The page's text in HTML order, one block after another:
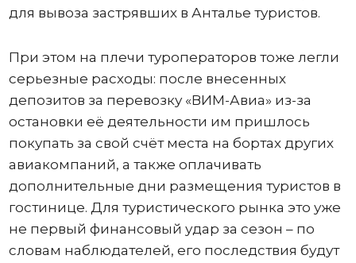
для вывоза застрявших в Анталье туристов.
При этом на плечи туроператоров тоже легли
серьезные расходы: после внесенных
депозитов за перевозку «ВИМ-Авиа» из-за
остановки её деятельности им пришлось
покупать за свой счёт места на бортах других
авиакомпаний, а также оплачивать
дополнительные дни размещения туристов в
гостинице. Для туристического рынка это уже
не первый финансовый удар за сезон – по
словам наблюдателей, его последствия будут